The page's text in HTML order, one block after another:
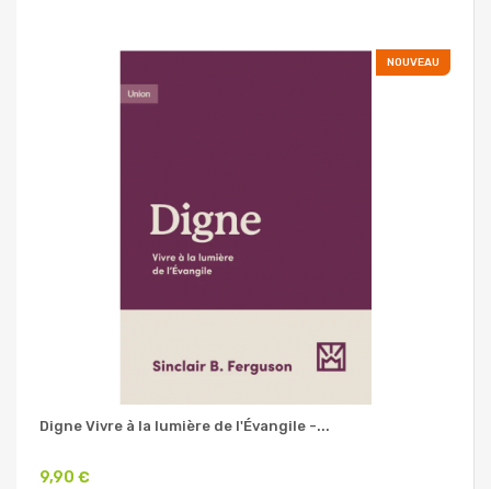
NOUVEAU
Digne Vivre à la lumière de l'Évangile -...
9,90 €